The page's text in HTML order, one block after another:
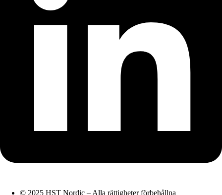
© 2025 HST Nordic – Alla rättigheter förbehållna